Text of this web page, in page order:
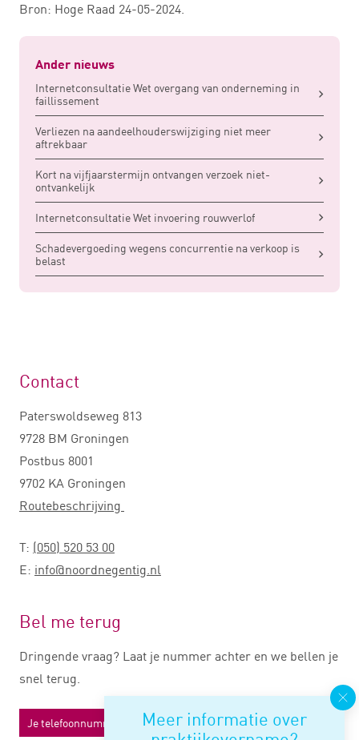
Bron: Hoge Raad 24-05-2024.
Ander nieuws
Internetconsultatie Wet overgang van onderneming in
faillissement
Verliezen na aandeelhouderswijziging niet meer
aftrekbaar
Kort na vijfjaarstermijn ontvangen verzoek niet-
ontvankelijk
Internetconsultatie Wet invoering rouwverlof
Schadevergoeding wegens concurrentie na verkoop is
belast
Meer informatie over
Contact
Paterswoldseweg 813
9728 BM Groningen
Postbus 8001
9702 KA Groningen
Routebeschrijving
T: (050) 520 53 00
E: info@noordnegentig.nl
Bel me terug
Dringende vraag? Laat je nummer achter en we bellen je
snel terug.